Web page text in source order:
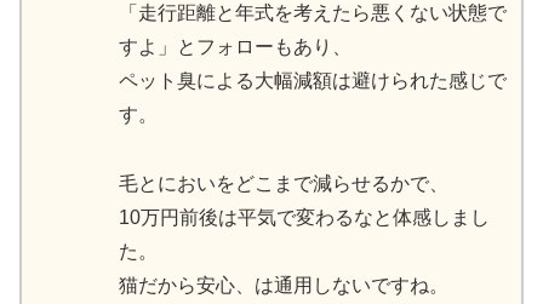
「走行距離と年式を考えたら悪くない状態で
すよ」とフォローもあり、
ペット臭による大幅減額は避けられた感じで
す。
毛とにおいをどこまで減らせるかで、
10万円前後は平気で変わるなと体感しまし
た。
猫だから安心、は通用しないですね。